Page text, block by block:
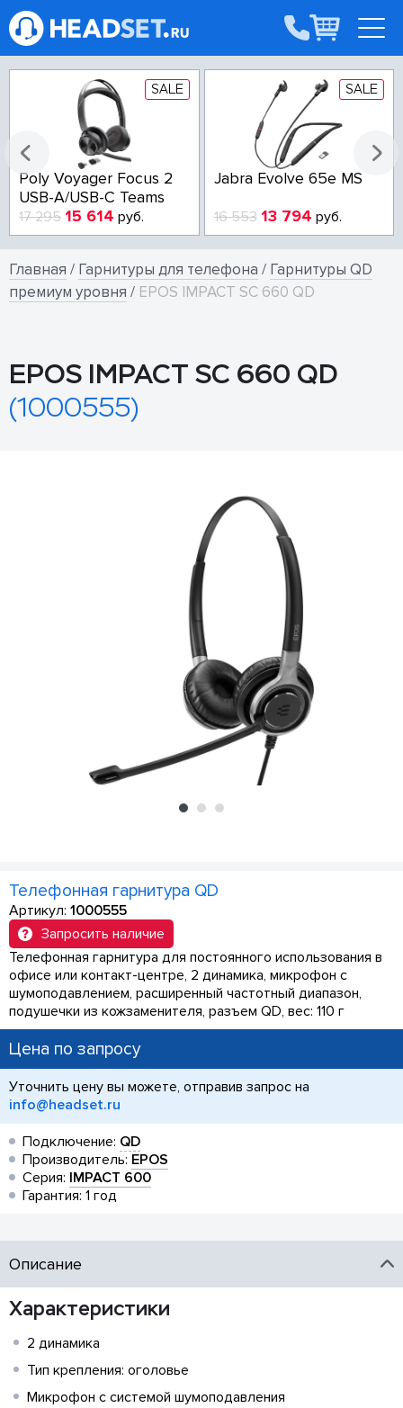
SALE
Poly Voyager Focus 2
USB-A/USB-C Teams
17 295 15 614 руб.
SALE
Jabra Evolve 65e MS
16 553 13 794 руб.
Главная / Гарнитуры для телефона / Гарнитуры QD
премиум уровня / EPOS IMPACT SC 660 QD
EPOS IMPACT SC 660 QD
(1000555)
Телефонная гарнитура QD
Артикул: 1000555
Запросить наличие
Телефонная гарнитура для постоянного использования в
офисе или контакт-центре, 2 динамика, микрофон с
шумоподавлением, расширенный частотный диапазон,
подушечки из кожзаменителя, разъем QD, вес: 110 г
Цена по запросу
Уточнить цену вы можете, отправив запрос на
info@headset.ru
Подключение: QD
Производитель: EPOS
Серия: IMPACT 600
Гарантия: 1 год
Описание
Характеристики
2 динамика
Тип крепления: оголовье
Микрофон с системой шумоподавления